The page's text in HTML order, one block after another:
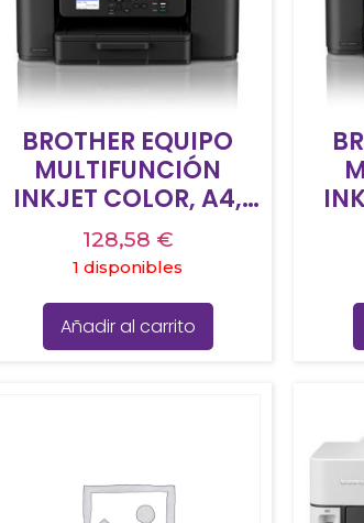
BROTHER EQUIPO
MULTIFUNCIÓN
INKJET COLOR, A4,
WIFI – DCP-J1310DW
128,58 €
1 disponibles
Añadir al carrito